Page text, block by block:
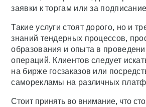
заявки к торгам или за
Такие услуги стоят дорого, но и
знаний тендерных процессов,
образования и опыта в
операций. Клиентов следует
на бирже госзаказов или
саморекламы на различных
Стоит принять во внимание, что